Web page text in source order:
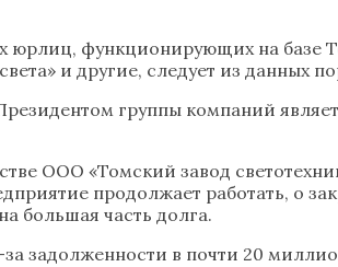
юрлиц, функционирующих на базе
и другие, следует из данных
группы компаний
ООО «Томский завод
продолжает работать, о
большая часть долга.
в почти 20